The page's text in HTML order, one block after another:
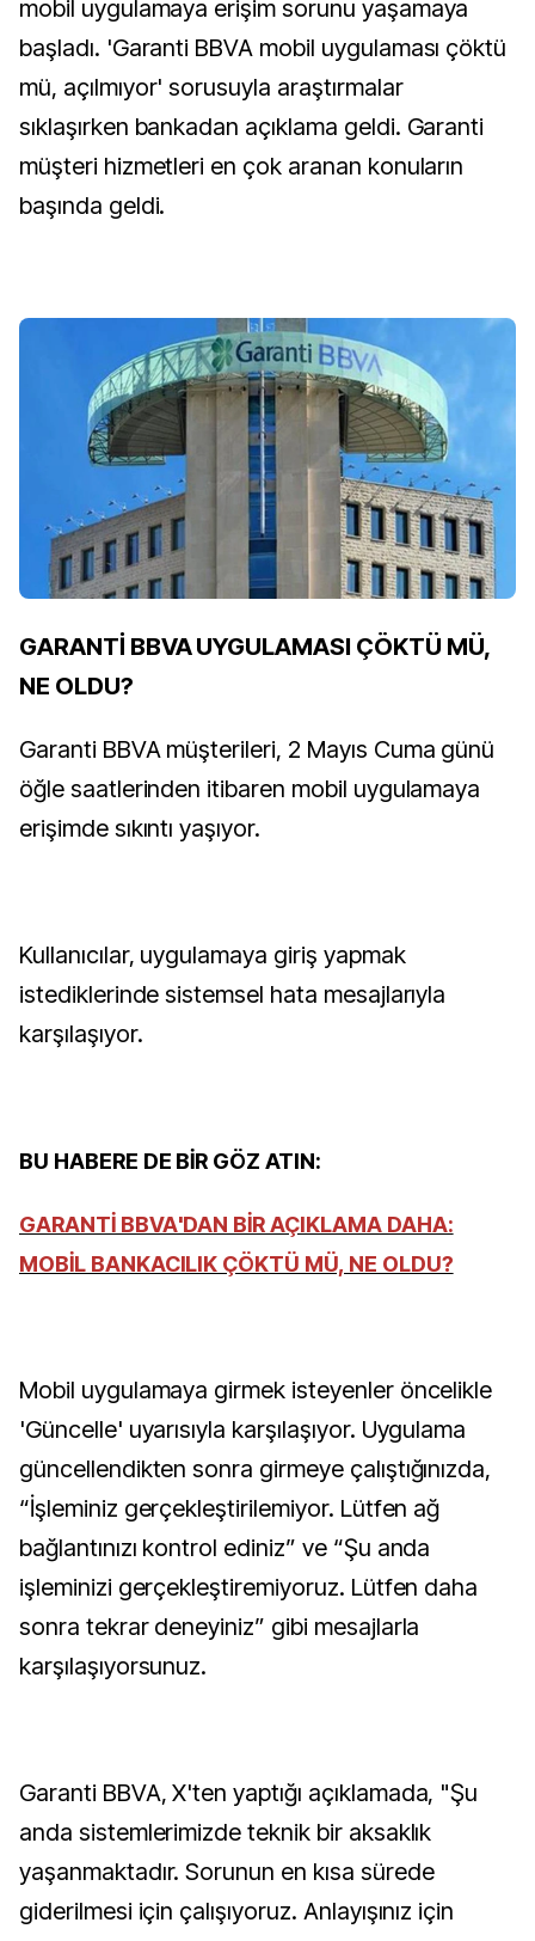
mobil uygulamaya erişim sorunu yaşamaya
başladı. 'Garanti BBVA mobil uygulaması çöktü
mü, açılmıyor' sorusuyla araştırmalar
sıklaşırken bankadan açıklama geldi. Garanti
müşteri hizmetleri en çok aranan konuların
başında geldi.
GARANTİ BBVA UYGULAMASI ÇÖKTÜ MÜ,
NE OLDU?
Garanti BBVA müşterileri, 2 Mayıs Cuma günü
öğle saatlerinden itibaren mobil uygulamaya
erişimde sıkıntı yaşıyor.
Kullanıcılar, uygulamaya giriş yapmak
istediklerinde sistemsel hata mesajlarıyla
karşılaşıyor.
BU HABERE DE BİR GÖZ ATIN:
GARANTİ BBVA'DAN BİR AÇIKLAMA DAHA:
MOBİL BANKACILIK ÇÖKTÜ MÜ, NE OLDU?
Mobil uygulamaya girmek isteyenler öncelikle
'Güncelle' uyarısıyla karşılaşıyor. Uygulama
güncellendikten sonra girmeye çalıştığınızda,
“İşleminiz gerçekleştirilemiyor. Lütfen ağ
bağlantınızı kontrol ediniz” ve “Şu anda
işleminizi gerçekleştiremiyoruz. Lütfen daha
sonra tekrar deneyiniz” gibi mesajlarla
karşılaşıyorsunuz.
Garanti BBVA, X'ten yaptığı açıklamada, "Şu
anda sistemlerimizde teknik bir aksaklık
yaşanmaktadır. Sorunun en kısa sürede
giderilmesi için çalışıyoruz. Anlayışınız için